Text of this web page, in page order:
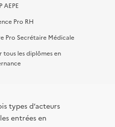
AEPE
Pro RH
Pro Secrétaire Médicale
tous les diplômes en
types d’acteurs
entrées en